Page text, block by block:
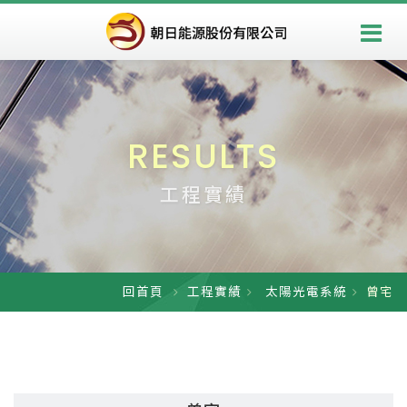
RESULTS
工程實績
回首頁 工程實績 太陽光電系統 曾宅